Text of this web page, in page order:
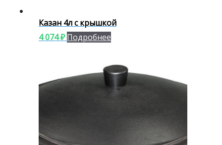
Казан 4л с крышкой
4 074₽ Подробнее